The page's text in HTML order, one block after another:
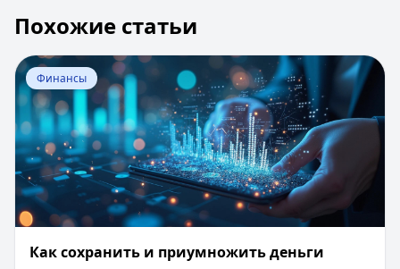
Похожие статьи
Перейти к статье:Как сохранить и приумножить
Финансы
Как сохранить и приумножить деньги